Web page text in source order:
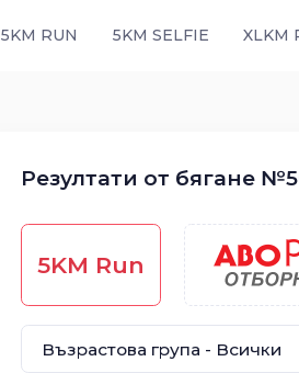
5KM RUN 5KM SELFIE XLKM
Резултати от бягане
5KM Run